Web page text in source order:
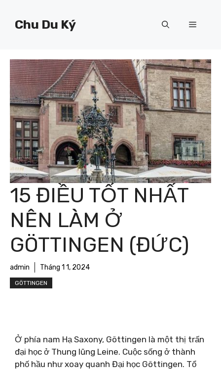
Chu Du Ký Menu
15 ĐIỀU TỐT NHẤT
NÊN LÀM Ở
GÖTTINGEN (ĐỨC)
admin Tháng 1 1, 2024
GÖTTINGEN
Ở phía nam Hạ Saxony, Göttingen là một thị trấn
đại học ở Thung lũng Leine. Cuộc sống ở thành
phố hầu như xoay quanh Đại học Göttingen. Tổ